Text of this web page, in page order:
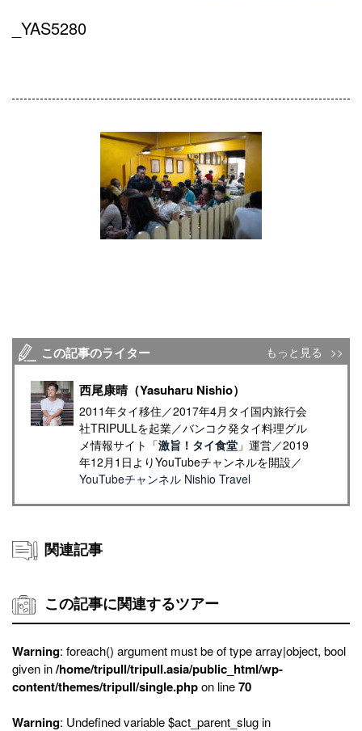
_YAS5280
この記事のライター もっと見る
西尾康晴（Yasuharu Nishio）
2011年タイ移住／2017年4月タイ国内旅行会
社TRIPULLを起業／バンコク発タイ料理グル
メ情報サイト「激旨！タイ食堂」運営／2019
年12月1日よりYouTubeチャンネルを開設／
YouTubeチャンネル Nishio Travel
関連記事
この記事に関連するツアー
Warning: foreach() argument must be of type array|object, bool
given in/home/tripull/tripull.asia/public_html/wp-
content/themes/tripull/single.phpon line70
Warning: Undefined variable $act_parent_slug in